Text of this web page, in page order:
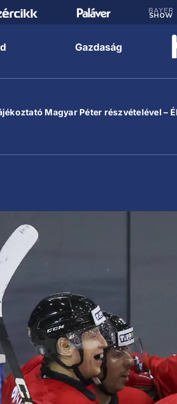
Gazdaság
Magyar Péter részvételével –